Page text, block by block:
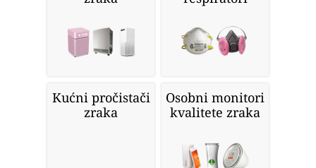
Kućni pročistači
zraka
Osobni monitori
kvalitete zraka